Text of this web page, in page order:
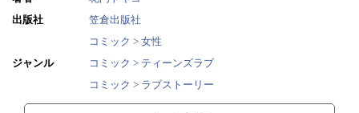
出版社
笠倉出版社
ジャンル
コミック > 女性
コミック > ティーンズラブ
コミック > ラブストーリー
販売開始日
2022/02/24